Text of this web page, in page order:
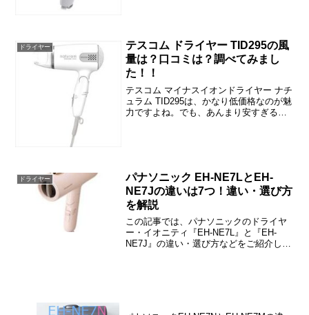
ドライヤー
テスコム ドライヤー TID295の風
量は？口コミは？調べてみまし
た！！
テスコム マイナスイオンドライヤー ナチ
ュラム TID295は、かなり低価格なのが魅
力ですよね。でも、あんまり安すぎるか
ドライヤー
パナソニック EH-NE7LとEH-
NE7Jの違いは7つ！違い・選び方
を解説
この記事では、パナソニックのドライヤ
ー・イオニティ『EH-NE7L』と『EH-
NE7J』の違い・選び方などをご紹介して